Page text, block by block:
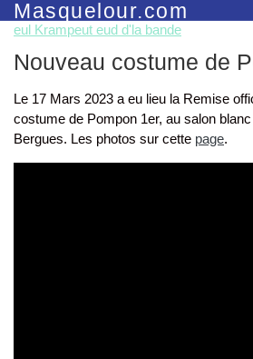
Masquelour.com
eul Krampeut eud d'la bande
Nouveau costume de
Le 17 Mars 2023 a eu lieu la Remise
costume de Pompon 1er, au salon
Bergues. Les photos sur cette page.